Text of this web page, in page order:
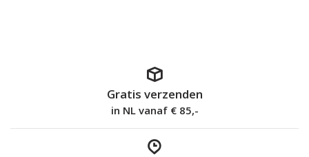
Gratis verzenden
in NL vanaf € 85,-